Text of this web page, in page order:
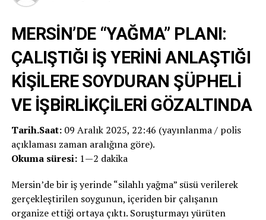
MERSİN’DE “YAĞMA” PLANI:
ÇALIŞTIĞI İŞ YERİNİ ANLAŞTIĞI
KİŞİLERE SOYDURAN ŞÜPHELİ
VE İŞBİRLİKÇİLERİ GÖZALTINDA
Tarih.Saat:09 Aralık 2025, 22:46 (yayınlanma / polis
açıklaması zaman aralığına göre).
Okuma süresi:1—2 dakika
Mersin’de bir iş yerinde “silahlı yağma” süsü verilerek
gerçekleştirilen soygunun, içeriden bir çalışanın
organize ettiği ortaya çıktı. Soruşturmayı yürüten